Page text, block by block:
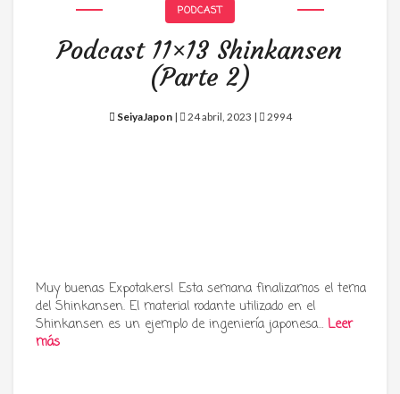
PODCAST
Podcast 11×13 Shinkansen
(Parte 2)
SeiyaJapon| 24 abril, 2023 | 2994
Muy buenas Expotakers! Esta semana finalizamos el tema
del Shinkansen. El material rodante utilizado en el
Shinkansen es un ejemplo de ingeniería japonesa… Leer
más